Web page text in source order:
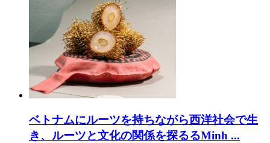
ベトナムにルーツを持ちながら西洋社会で生
き、ルーツと文化の関係を探るるMinh ...